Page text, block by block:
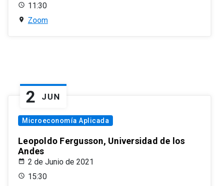
11:30
Zoom
2 JUN
Microeconomía Aplicada
Leopoldo Fergusson, Universidad de los
Andes
2 de Junio de 2021
15:30